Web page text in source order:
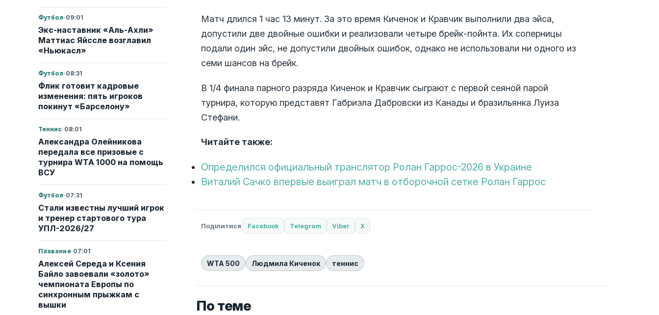
Футбол· 09:01
Экс-наставник «Аль-Ахли»
Маттиас Яйссле возглавил
«Ньюкасл»
Футбол· 08:31
Флик готовит кадровые
изменения: пять игроков
покинут «Барселону»
Теннис· 08:01
Александра Олейникова
передала все призовые с
турнира WTA 1000 на помощь
ВСУ
Футбол· 07:31
Стали известны лучший игрок
и тренер стартового тура
УПЛ-2026/27
Плавание·07:01
Алексей Середа и Ксения
Байло завоевали «золото»
чемпионата Европы по
синхронным прыжкам с
вышки
Матч длился 1 час 13 минут. За это время Киченок и Кравчик выполнили два эйса,
допустили две двойные ошибки и реализовали четыре брейк-пойнта. Их соперницы
подали один эйс, не допустили двойных ошибок, однако не использовали ни одного из
семи шансов на брейк.
В 1/4 финала парного разряда Киченок и Кравчик сыграют с первой сеяной парой
турнира, которую представят Габриэла Дабровски из Канады и бразильянка Луиза
Стефани.
Читайте также:
Определился официальный транслятор Ролан Гаррос-2026 в Украине
Виталий Сачко впервые выиграл матч в отборочной сетке Ролан Гаррос
Поділитися Facebook Telegram Viber X
WTA 500 Людмила Киченок теннис
По теме